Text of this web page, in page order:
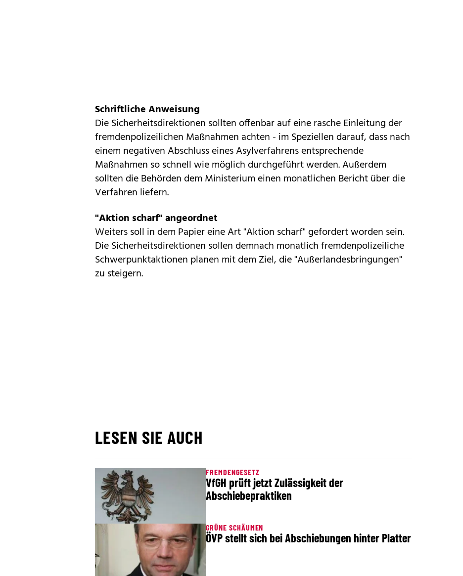
Schriftliche Anweisung
Die Sicherheitsdirektionen sollten offenbar auf eine rasche Einleitung der
fremdenpolizeilichen Maßnahmen achten - im Speziellen darauf, dass nach
einem negativen Abschluss eines Asylverfahrens entsprechende
Maßnahmen so schnell wie möglich durchgeführt werden. Außerdem
sollten die Behörden dem Ministerium einen monatlichen Bericht über die
Verfahren liefern.
"Aktion scharf" angeordnet
Weiters soll in dem Papier eine Art "Aktion scharf" gefordert worden sein.
Die Sicherheitsdirektionen sollen demnach monatlich fremdenpolizeiliche
Schwerpunktaktionen planen mit dem Ziel, die "Außerlandesbringungen"
zu steigern.
LESEN SIE AUCH
FREMDENGESETZ
VfGH prüft jetzt Zulässigkeit der
Abschiebepraktiken
GRÜNE SCHÄUMEN
ÖVP stellt sich bei Abschiebungen hinter Platter